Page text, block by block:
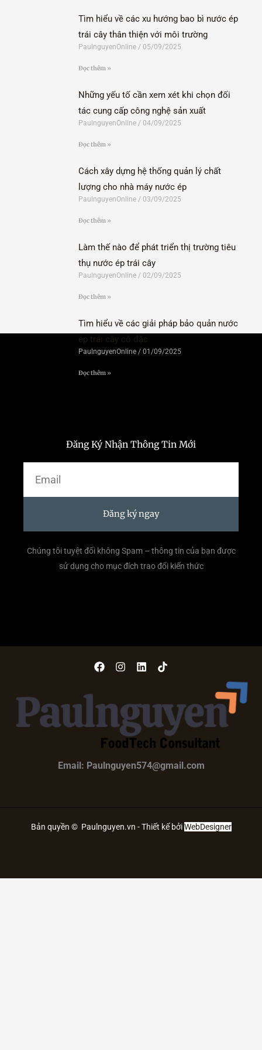
Tìm hiểu về các xu hướng bao bì nước ép
trái cây thân thiện với môi trường
PaulnguyenOnline 05/09/2025
Đọc thêm »
Những yếu tố cần xem xét khi chọn đối
tác cung cấp công nghệ sản xuất
PaulnguyenOnline 04/09/2025
Đọc thêm »
Cách xây dựng hệ thống quản lý chất
lượng cho nhà máy nước ép
PaulnguyenOnline 03/09/2025
Đọc thêm »
Làm thế nào để phát triển thị trường tiêu
thụ nước ép trái cây
PaulnguyenOnline 02/09/2025
Đọc thêm »
Tìm hiểu về các giải pháp bảo quản nước
ép trái cây cô đặc
PaulnguyenOnline 01/09/2025
Đọc thêm »
Đăng Ký Nhận Thông Tin Mới
Đăng ký ngay
Chúng tôi tuyệt đối không Spam – thông tin của bạn được
sử dụng cho mục đích trao đổi kiến thức
Email: Paulnguyen574@gmail.com
Bản quyền © Paulnguyen.vn - Thiết kế bởiWebDesigner